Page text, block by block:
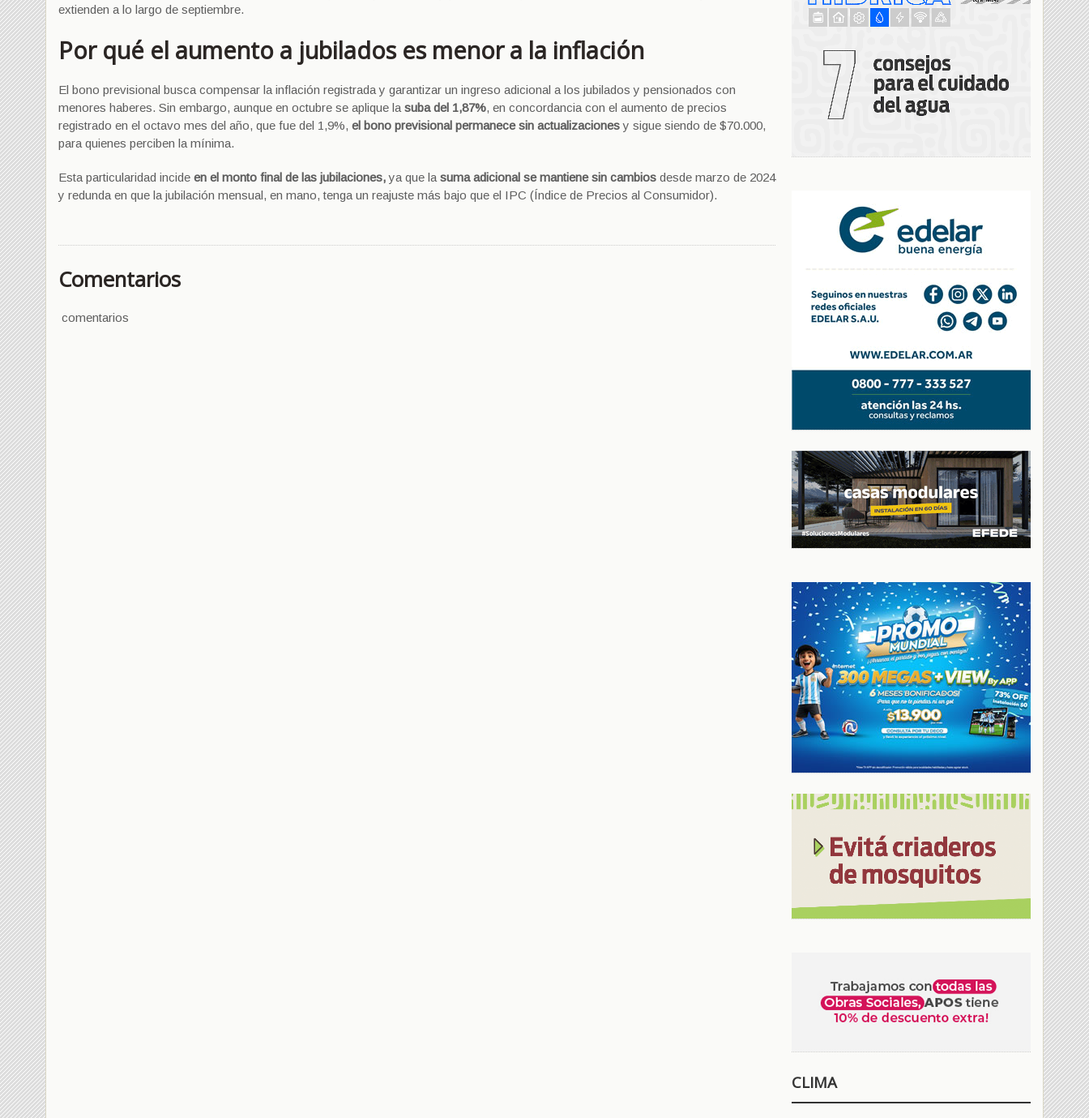
extienden a lo largo de septiembre.
Por qué el aumento a jubilados es menor a la inflación
El bono previsional busca compensar la inflación registrada y garantizar un ingreso adicional a los jubilados y pensionados con
menores haberes. Sin embargo, aunque en octubre se aplique la suba del 1,87%, en concordancia con el aumento de precios
registrado en el octavo mes del año, que fue del 1,9%, el bono previsional permanece sin actualizacionesy sigue siendo de $70.000,
para quienes perciben la mínima.
Esta particularidad incide en el monto final de las jubilaciones,ya que la suma adicional se mantiene sin cambios desde marzo de 2024
y redunda en que la jubilación mensual, en mano, tenga un reajuste más bajo que el IPC (Índice de Precios al Consumidor).
Comentarios
comentarios
CLIMA